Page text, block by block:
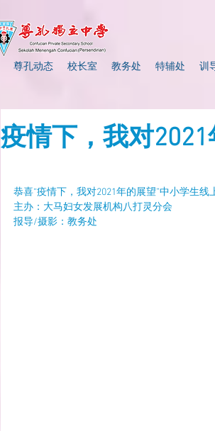
尊孔动态 校长室 教务处 特辅处 训
疫情下，我对
恭喜“疫情下，我对2021年的展望”中小学生
主办：大马妇女发展机构八打灵分会
报导/摄影：教务处